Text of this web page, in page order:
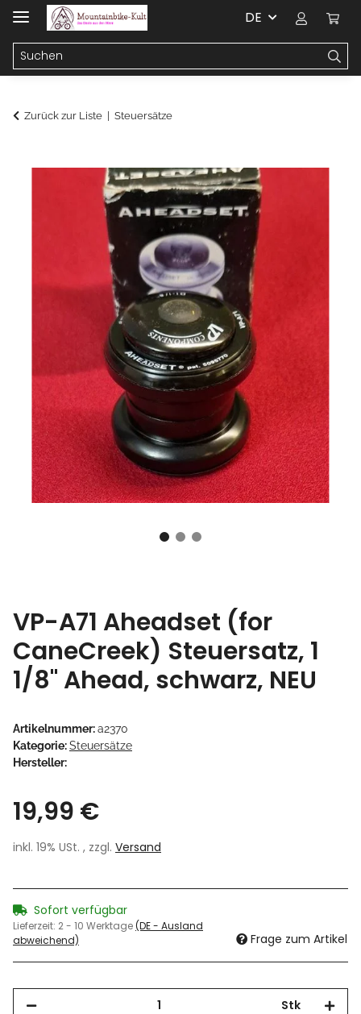
DE
Zurück zur Liste Steuersätze
VP-A71 Aheadset (for
CaneCreek) Steuersatz, 1
1/8" Ahead, schwarz, NEU
Artikelnummer:a2370
Kategorie:Steuersätze
Hersteller:
19,99 €
inkl. 19% USt. , zzgl. Versand
Sofort verfügbar
Lieferzeit: 2 - 10 Werktage(DE - Ausland
abweichend)
Frage zum Artikel
Stk